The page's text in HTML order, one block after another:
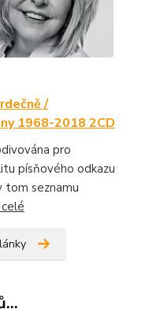
/
1968-2018 2CD
pro
písňového odkazu
tom seznamu